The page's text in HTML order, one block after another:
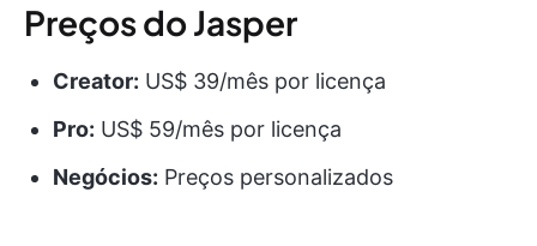
Preços do Jasper
Creator: US$ 39/mês por licença
Pro: US$ 59/mês por licença
Negócios: Preços personalizados